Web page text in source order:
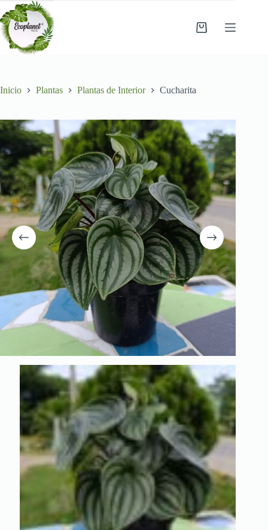
Saltar
al
contenido
Carro
Inicio Plantas Plantas de Interior Cucharita